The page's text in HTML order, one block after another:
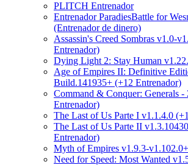
PLITCH Entrenador
Entrenador ParadiesBattle for
(Entrenador de dinero)
Assassin's Creed Sombras v1.0-
Entrenador)
Dying Light 2: Stay Human
Age of Empires II: Definitive
Build.141935+ (+12 Entrenador)
Command & Conquer: Generals
Entrenador)
The Last of Us Parte I v1.1.4.0
The Last of Us Parte II
Entrenador)
Myth of Empires v1.9.3-
Need for Speed: Most Wanted